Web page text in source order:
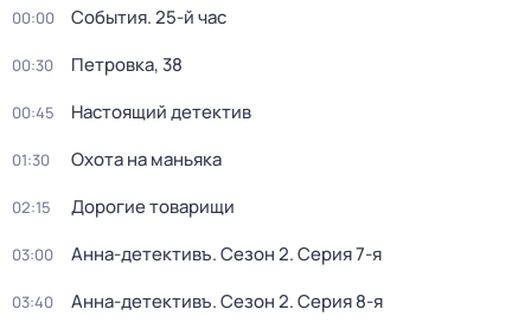
00:00 События. 25-й час
00:30 Петровка, 38
00:45 Настоящий детектив
01:30 Охота на маньяка
02:15 Дорогие товарищи
03:00 Анна-детективъ. Сезон 2. Серия 7-я
03:40 Анна-детективъ. Сезон 2. Серия 8-я